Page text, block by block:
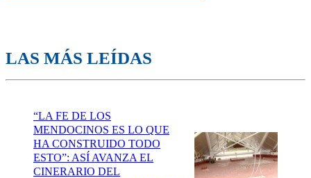
LAS MÁS LEÍDAS
“LA FE DE LOS
MENDOCINOS ES LO QUE
HA CONSTRUIDO TODO
ESTO”: ASÍ AVANZA EL
CINERARIO DEL